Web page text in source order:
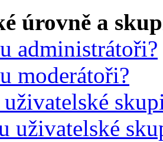
úrovně a
administrátoři?
moderátoři?
uživatelské